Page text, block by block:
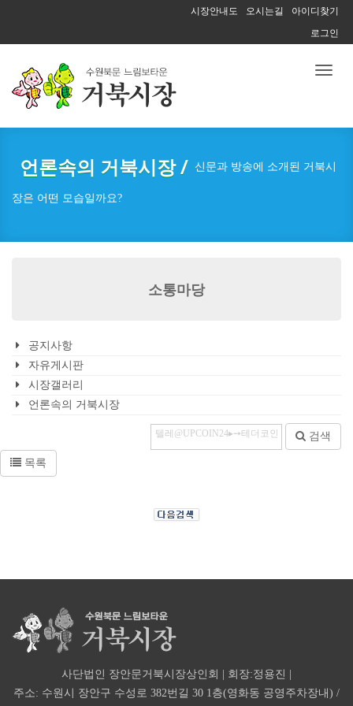
시장안내도 오시는길
아이디찾기
로그인
Toggle
언론속의 거북시장 / 신문과 방송에 소개된 거북시
장은 어떤 모습일까요?
소통마당
공지사항
자유게시판
시장갤러리
언론속의 거북시장
검색
목록
사단법인 장안문거북시장상인회 | 회장:정용진 |
주소: 수원시 장안구 수성로 382번길 30 1층(영화동 공영주차장내) /